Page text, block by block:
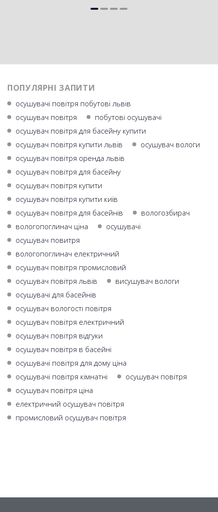
ПОПУЛЯРНІ ЗАПИТИ
осушувачі повітря побутові львів
осушувач повiтря
побутові осушувачі
осушувач повітря для басейну купити
осушувач повітря купити львів
осушувач вологи
осушувач повітря оренда львів
осушувач повітря для басейну
осушувач повітря купити
осушувач повітря купити київ
осушувач повітря для басейнів
вологозбирач
вологопоглинач ціна
осушувачі
осушувач повитря
вологопоглинач електричний
осушувач повітря промисловий
осушувач повітря львів
висушувач вологи
осушувачі для басейнів
осушувач вологості повітря
осушувач повітря електричний
осушувач повітря відгуки
осушувач повітря в басейні
осушувачі повітря для дому ціна
осушувачі повітря кімнатні
осушувач повітря
осушувач повітря ціна
електричний осушувач повітря
промисловий осушувач повітря